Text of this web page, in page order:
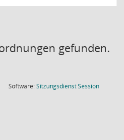
gefunden.
Software:SitzungsdienstSession(Wird in